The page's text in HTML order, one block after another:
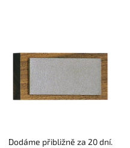
Dodáme přibližně za 20 dní.